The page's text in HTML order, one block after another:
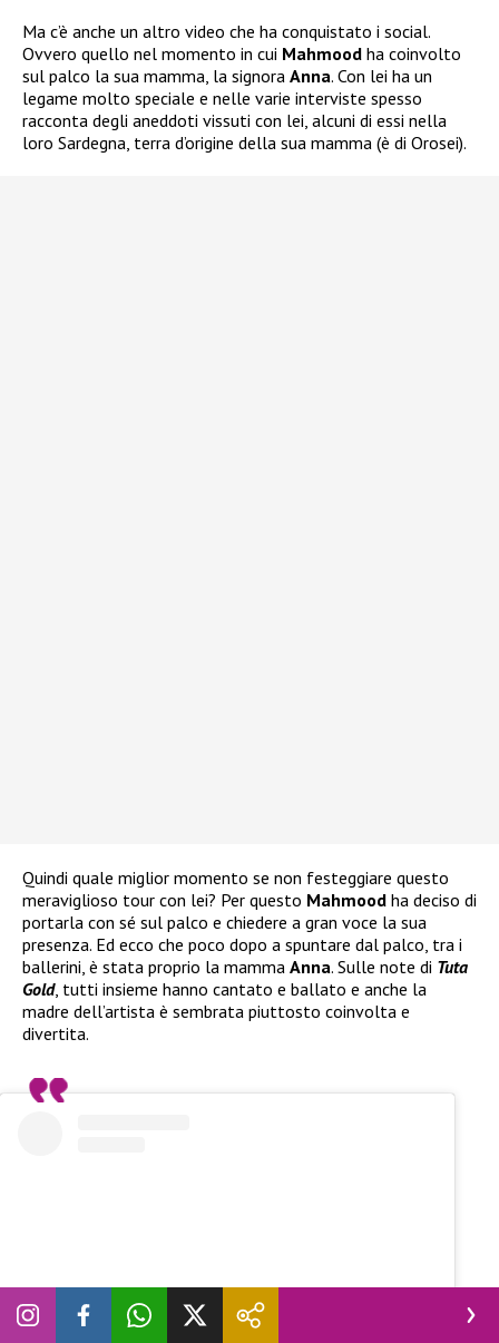
Ma c’è anche un altro video che ha conquistato i social.
Ovvero quello nel momento in cui Mahmood ha coinvolto
sul palco la sua mamma, la signora Anna. Con lei ha un
legame molto speciale e nelle varie interviste spesso
racconta degli aneddoti vissuti con lei, alcuni di essi nella
loro Sardegna, terra d’origine della sua mamma (è di Orosei).
Quindi quale miglior momento se non festeggiare questo
meraviglioso tour con lei? Per questo Mahmood ha deciso di
portarla con sé sul palco e chiedere a gran voce la sua
presenza. Ed ecco che poco dopo a spuntare dal palco, tra i
ballerini, è stata proprio la mamma Anna. Sulle note di Tuta
Gold, tutti insieme hanno cantato e ballato e anche la
madre dell’artista è sembrata piuttosto coinvolta e
divertita.